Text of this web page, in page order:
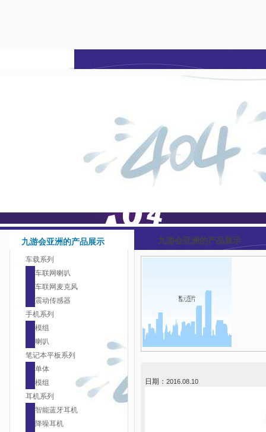
九游会亚洲的产品展示
车载系列
车联网喇叭
车联网麦克风
震动传感器
手机系列
模组
喇叭
笔记本平板系列
单体
模组
耳机系列
智能蓝牙耳机
降噪耳机
九游会亚洲的产品展示
日期： 2016.08.10